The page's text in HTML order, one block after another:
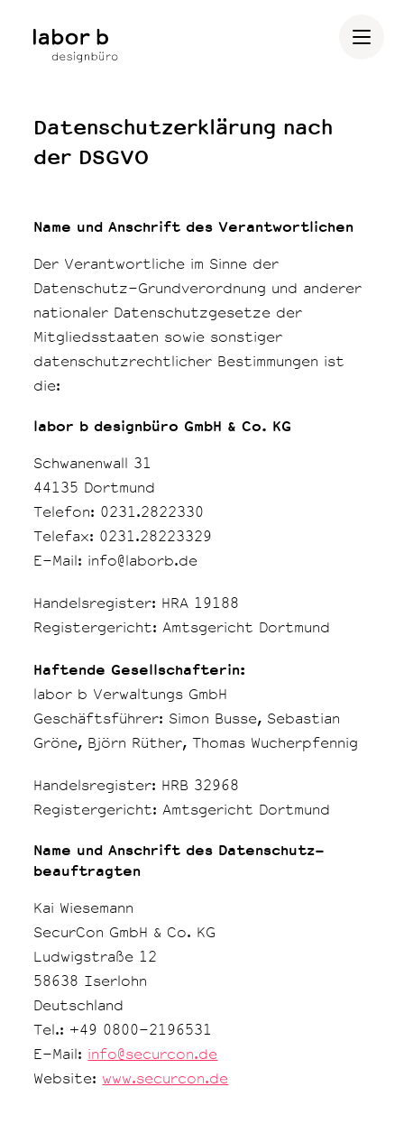
Datenschutzerklärung nach
der DSGVO
Name und Anschrift des Verantwortlichen
Der Verantwortliche im Sinne der
Datenschutz-Grundverordnung und anderer
nationaler Datenschutzgesetze der
Mitgliedsstaaten sowie sonstiger
datenschutzrechtlicher Bestimmungen ist
die:
labor b designbüro GmbH & Co. KG
Schwanenwall 31
44135 Dortmund
Telefon: 0231.2822330
Telefax: 0231.28223329
E-Mail: info@laborb.de
Handelsregister: HRA 19188
Registergericht: Amtsgericht Dortmund
Haftende Gesellschafterin:
labor b Verwaltungs GmbH
Geschäftsführer: Simon Busse, Sebastian
Gröne, Björn Rüther, Thomas Wucherpfennig
Handelsregister: HRB 32968
Registergericht: Amtsgericht Dortmund
Name und Anschrift des Datenschutz­
beauftragten
Kai Wiesemann
SecurCon GmbH & Co. KG
Ludwigstraße 12
58638 Iserlohn
Deutschland
Tel.: +49 0800-2196531
E-Mail: info@securcon.de
Website: www.securcon.de